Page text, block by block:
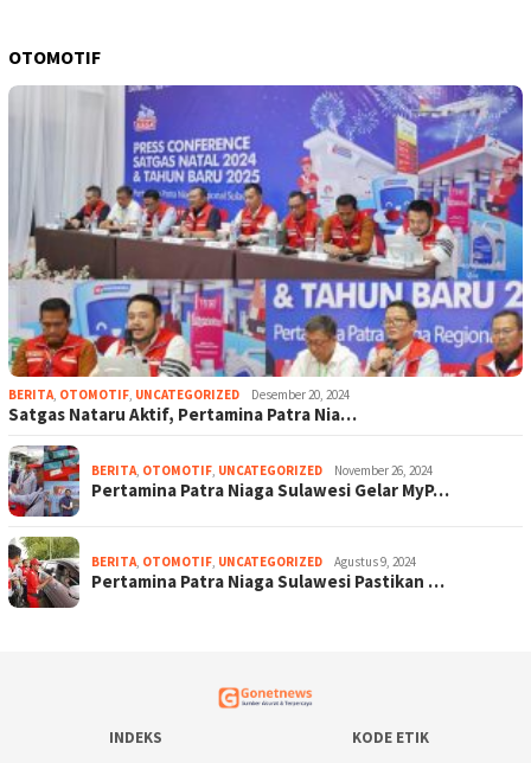
OTOMOTIF
BERITA, OTOMOTIF, UNCATEGORIZED Desember 20, 2024
Satgas Nataru Aktif, Pertamina Patra Nia…
BERITA, OTOMOTIF, UNCATEGORIZED November 26, 2024
Pertamina Patra Niaga Sulawesi Gelar MyP…
BERITA, OTOMOTIF, UNCATEGORIZED Agustus 9, 2024
Pertamina Patra Niaga Sulawesi Pastikan …
INDEKS
KODE ETIK